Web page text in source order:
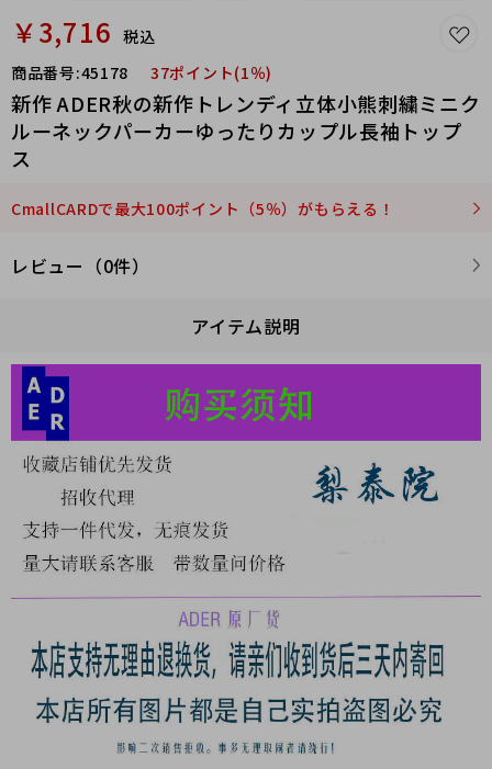
￥3,716 税込
商品番号:45178 37ポイント(1％)
新作 ADER秋の新作トレンディ立体小熊刺繍ミニク
ルーネックパーカーゆったりカップル長袖トップ
ス
CmallCARDで最大100ポイント（5％）がもらえる！
レビュー（0件）
アイテム説明